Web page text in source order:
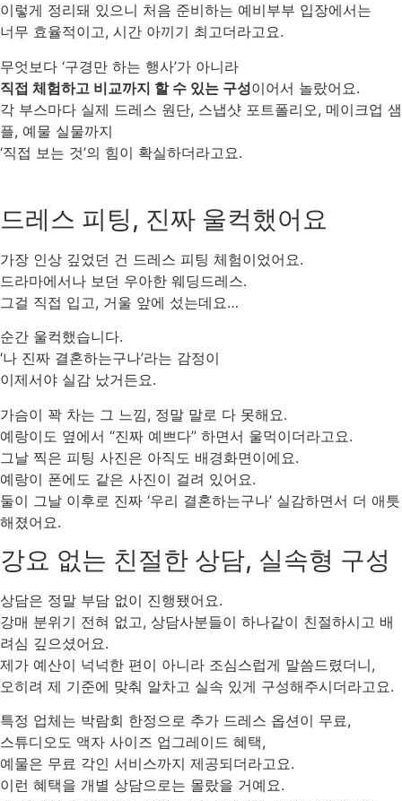
이렇게 정리돼 있으니 처음 준비하는 예비부부 입장에서는
너무 효율적이고, 시간 아끼기 최고더라고요.
무엇보다 ‘구경만 하는 행사’가 아니라
직접 체험하고 비교까지 할 수 있는 구성이어서 놀랐어요.
각 부스마다 실제 드레스 원단, 스냅샷 포트폴리오, 메이크업 샘
플, 예물 실물까지
‘직접 보는 것’의 힘이 확실하더라고요.
드레스 피팅, 진짜 울컥했어요
가장 인상 깊었던 건 드레스 피팅 체험이었어요.
드라마에서나 보던 우아한 웨딩드레스.
그걸 직접 입고, 거울 앞에 섰는데요…
순간 울컥했습니다.
‘나 진짜 결혼하는구나’라는 감정이
이제서야 실감 났거든요.
가슴이 꽉 차는 그 느낌, 정말 말로 다 못해요.
예랑이도 옆에서 “진짜 예쁘다” 하면서 울먹이더라고요.
그날 찍은 피팅 사진은 아직도 배경화면이에요.
예랑이 폰에도 같은 사진이 걸려 있어요.
둘이 그날 이후로 진짜 ‘우리 결혼하는구나’ 실감하면서 더 애틋
해졌어요.
강요 없는 친절한 상담, 실속형 구성
상담은 정말 부담 없이 진행됐어요.
강매 분위기 전혀 없고, 상담사분들이 하나같이 친절하시고 배
려심 깊으셨어요.
제가 예산이 넉넉한 편이 아니라 조심스럽게 말씀드렸더니,
오히려 제 기준에 맞춰 알차고 실속 있게 구성해주시더라고요.
특정 업체는 박람회 한정으로 추가 드레스 옵션이 무료,
스튜디오도 액자 사이즈 업그레이드 혜택,
예물은 무료 각인 서비스까지 제공되더라고요.
이런 혜택을 개별 상담으로는 몰랐을 거예요.